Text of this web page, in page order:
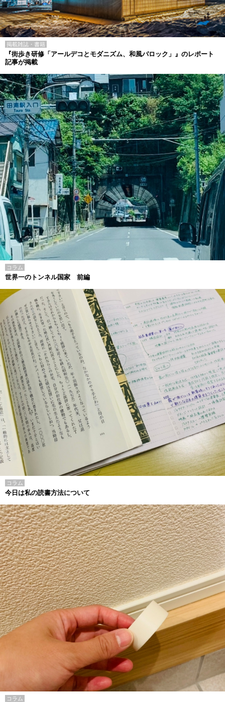
掲載雑誌・書籍
『街歩き研修「アールデコとモダニズム、和風バロック」』のレポート
記事が掲載
コラム
世界一のトンネル国家 前編
コラム
今日は私の読書方法について
コラム